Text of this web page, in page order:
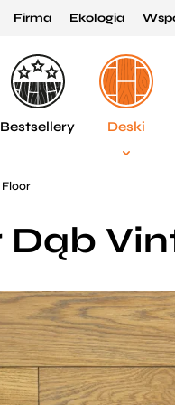
Firma Ekologia
Bestsellery Deski
Dąb